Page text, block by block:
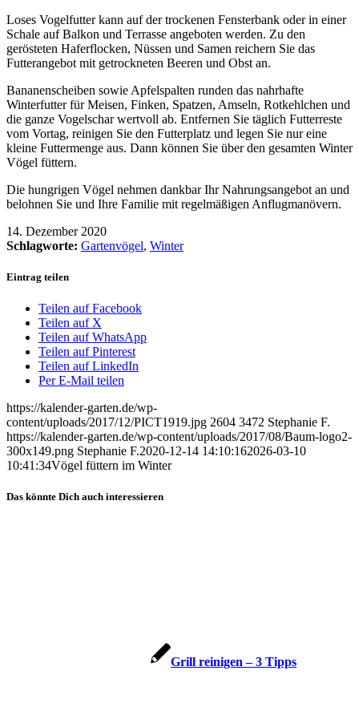
Loses Vogelfutter kann auf der trockenen Fensterbank oder in einer
Schale auf Balkon und Terrasse angeboten werden. Zu den
gerösteten Haferflocken, Nüssen und Samen reichern Sie das
Futterangebot mit getrockneten Beeren und Obst an.
Bananenscheiben sowie Apfelspalten runden das nahrhafte
Winterfutter für Meisen, Finken, Spatzen, Amseln, Rotkehlchen und
die ganze Vogelschar wertvoll ab. Entfernen Sie täglich Futterreste
vom Vortag, reinigen Sie den Futterplatz und legen Sie nur eine
kleine Futtermenge aus. Dann können Sie über den gesamten Winter
Vögel füttern.
Die hungrigen Vögel nehmen dankbar Ihr Nahrungsangebot an und
belohnen Sie und Ihre Familie mit regelmäßigen Anflugmanövern.
14. Dezember 2020
Schlagworte: Gartenvögel, Winter
Eintrag teilen
Teilen auf Facebook
Teilen auf X
Teilen auf WhatsApp
Teilen auf Pinterest
Teilen auf LinkedIn
Per E-Mail teilen
https://kalender-garten.de/wp-
content/uploads/2017/12/PICT1919.jpg 2604 3472 Stephanie F.
https://kalender-garten.de/wp-content/uploads/2017/08/Baum-logo2-
300x149.png Stephanie F.2020-12-14 14:10:162026-03-10
10:41:34Vögel füttern im Winter
Das könnte Dich auch interessieren
Grill reinigen – 3 Tipps